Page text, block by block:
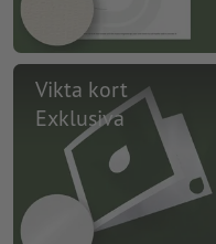
Vikta kort
Exklusiva